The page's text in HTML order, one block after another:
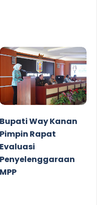
Bupati Way Kanan
Pimpin Rapat
Evaluasi
Penyelenggaraan
MPP